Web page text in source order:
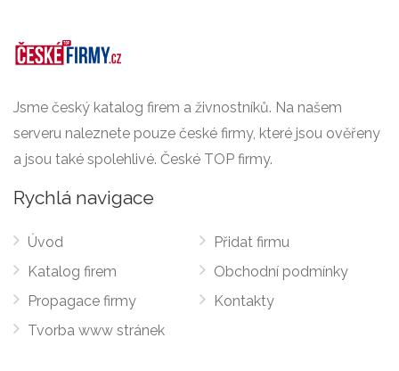
Jsme český katalog firem a živnostníků. Na našem
serveru naleznete pouze české firmy, které jsou ověřeny
a jsou také spolehlivé. České TOP firmy.
Rychlá navigace
Úvod
Katalog firem
Propagace firmy
Tvorba www stránek
Přidat firmu
Obchodní podmínky
Kontakty